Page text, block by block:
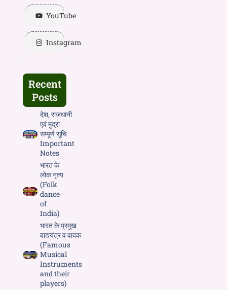
YouTube
Instagram
Recent
Posts
देश, राजधानी
एवं मुद्रा
सम्पूर्ण सूचि
Important
Notes
भारत के
लोक नृत्य
(Folk
dance
of
India)
भारत के प्रमुख
वाद्ययंत्र व वादक
(Famous
Musical
Instruments
and their
players)